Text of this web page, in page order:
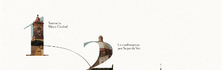
Feria de León rompe récord
recibe 6.7 millones de
visitantes